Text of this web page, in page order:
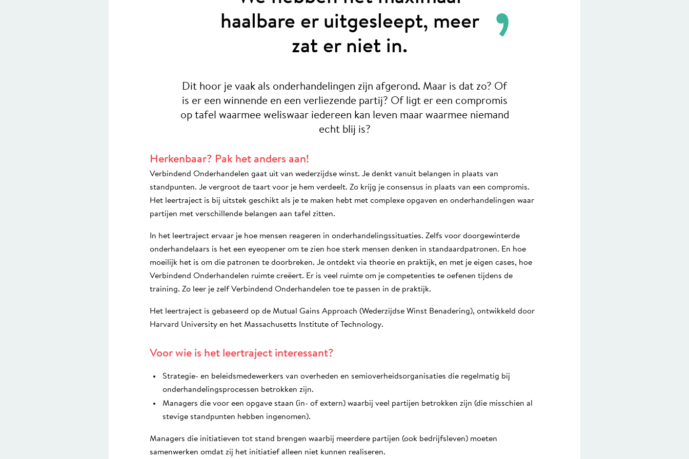
haalbare er uitgesleept, meer
zat er niet in.
Dit hoor je vaak als onderhandelingen zijn afgerond. Maar is dat zo? Of
is er een winnende en een verliezende partij? Of ligt er een compromis
op tafel waarmee weliswaar iedereen kan leven maar waarmee niemand
echt blij is?
Herkenbaar? Pak het anders aan!
Verbindend Onderhandelen gaat uit van wederzijdse winst. Je denkt vanuit belangen in plaats van
standpunten. Je vergroot de taart voor je hem verdeelt. Zo krijg je consensus in plaats van een compromis.
Het leertraject is bij uitstek geschikt als je te maken hebt met complexe opgaven en onderhandelingen waar
partijen met verschillende belangen aan tafel zitten.
In het leertraject ervaar je hoe mensen reageren in onderhandelingssituaties. Zelfs voor doorgewinterde
onderhandelaars is het een eyeopener om te zien hoe sterk mensen denken in standaardpatronen. En hoe
moeilijk het is om die patronen te doorbreken. Je ontdekt via theorie en praktijk, en met je eigen cases, hoe
Verbindend Onderhandelen ruimte creëert. Er is veel ruimte om je competenties te oefenen tijdens de
training. Zo leer je zelf Verbindend Onderhandelen toe te passen in de praktijk.
Het leertraject is gebaseerd op de Mutual Gains Approach (Wederzijdse Winst Benadering), ontwikkeld door
Harvard University en het Massachusetts Institute of Technology.
Voor wie is het leertraject interessant?
Strategie- en beleidsmedewerkers van overheden en semioverheidsorganisaties die regelmatig bij
onderhandelingsprocessen betrokken zijn.
Managers die voor een opgave staan (in- of extern) waarbij veel partijen betrokken zijn (die misschien al
stevige standpunten hebben ingenomen).
Managers die initiatieven tot stand brengen waarbij meerdere partijen (ook bedrijfsleven) moeten
samenwerken omdat zij het initiatief alleen niet kunnen realiseren.